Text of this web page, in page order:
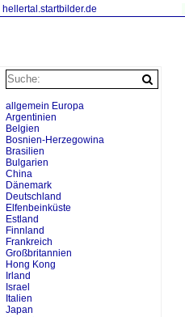
hellertal.startbilder.de
allgemein Europa
Argentinien
Belgien
Bosnien-Herzegowina
Brasilien
Bulgarien
China
Dänemark
Deutschland
Elfenbeinküste
Estland
Finnland
Frankreich
Großbritannien
Hong Kong
Irland
Israel
Italien
Japan